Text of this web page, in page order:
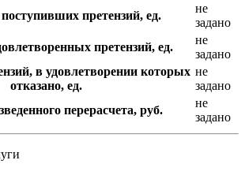
претензий, ед.
не
задано
претензий, ед.
не
задано
в удовлетворении которых
отказано, ед.
не
задано
перерасчета, руб.
не
задано